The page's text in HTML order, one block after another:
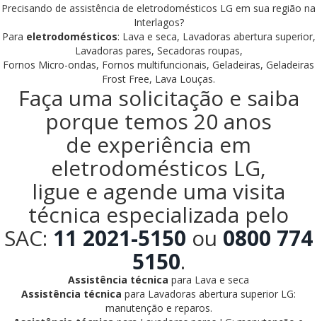
Precisando de assistência de eletrodomésticos LG em sua região na
Interlagos?
Para eletrodomésticos: Lava e seca, Lavadoras abertura superior,
Lavadoras pares, Secadoras roupas,
Fornos Micro-ondas, Fornos multifuncionais, Geladeiras, Geladeiras
Frost Free, Lava Louças.
Faça uma solicitação e saiba
porque temos 20 anos
de experiência em
eletrodomésticos LG,
ligue e agende uma visita
técnica especializada pelo
SAC: 11 2021-5150 ou 0800 774
5150.
Assistência técnica para Lava e seca
Assistência técnica para Lavadoras abertura superior LG:
manutenção e reparos.